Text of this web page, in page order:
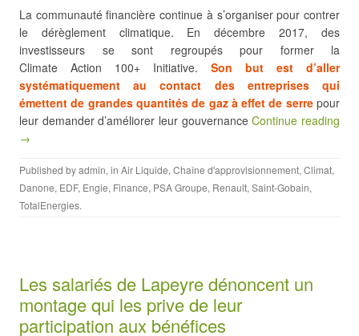
La communauté financière continue à s’organiser pour contrer
le dérèglement climatique. En décembre 2017, des
investisseurs se sont regroupés pour former la
Climate Action 100+ Initiative. Son but est d’aller
systématiquement au contact des entreprises qui
émettent de grandes quantités de gaz à effet de serrepour
leur demander d’améliorer leur gouvernanceContinue reading
→
Published byadmin, in Air Liquide, Chaîne d'approvisionnement, Climat,
Danone, EDF, Engie, Finance, PSA Groupe, Renault, Saint-Gobain,
TotalEnergies.
Les salariés de Lapeyre dénoncent un
montage qui les prive de leur
participation aux bénéfices